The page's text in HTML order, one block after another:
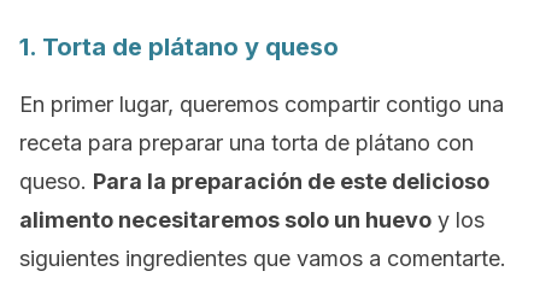
1. Torta de plátano y queso
En primer lugar, queremos compartir contigo una
receta para preparar una torta de plátano con
queso. Para la preparación de este delicioso
alimento necesitaremos solo un huevo y los
siguientes ingredientes que vamos a comentarte.